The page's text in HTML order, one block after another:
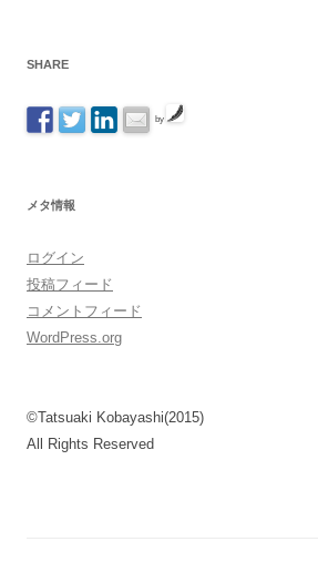
SHARE
by
メタ情報
ログイン
投稿フィード
コメントフィード
WordPress.org
©Tatsuaki Kobayashi(2015)
All Rights Reserved